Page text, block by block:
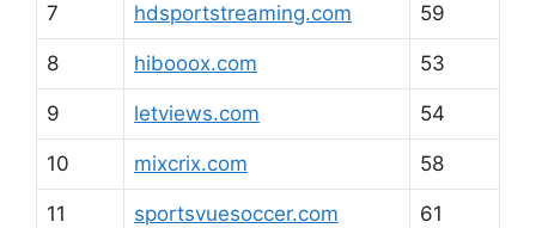
7 hdsportstreaming.com 59
8 hibooox.com 53
9 letviews.com 54
10 mixcrix.com 58
11 sportsvuesoccer.com 61